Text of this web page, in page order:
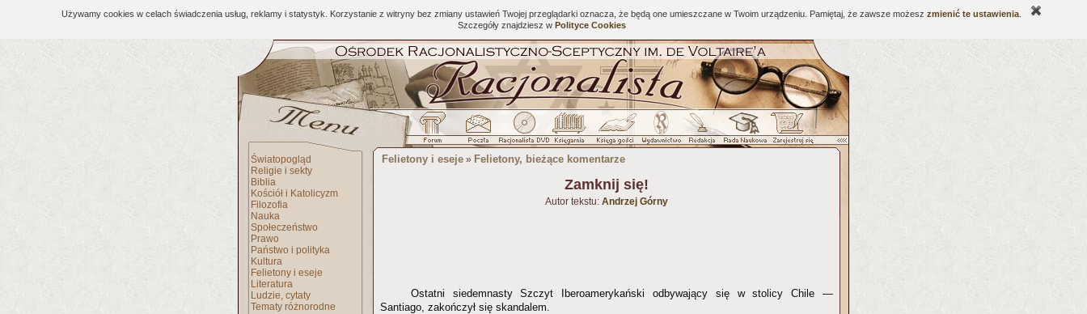
Używamy cookies w celach świadczenia usług, reklamy i statystyk. Korzystanie z witryny bez zmiany ustawień Twojej przeglądarki oznacza, że będą one umieszczane w Twoim urządzeniu. Pamiętaj, że zawsze możesz zmienić te ustawienia
Szczegóły znajdziesz w Polityce Cookies
Światopogląd
Religie i sekty
Biblia
Kościół i Katolicyzm
Filozofia
Nauka
Społeczeństwo
Prawo
Państwo i polityka
Kultura
Felietony i eseje
Literatura
Ludzie, cytaty
Tematy różnorodne
Felietony i eseje » Felietony, bieżące komentarze
Zamknij się!
Autor tekstu: Andrzej Górny
Ostatni siedemnasty Szczyt Iberoamerykański odbywający się w stolicy Chile —
Santiago, zakończył się skandalem.